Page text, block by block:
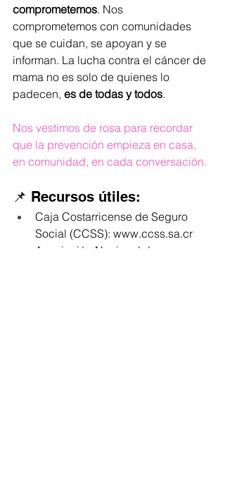
comprometemos. Nos
comprometemos con comunidades
que se cuidan, se apoyan y se
informan. La lucha contra el cáncer de
mama no es solo de quienes lo
padecen, es de todas y todos.
Nos vestimos de rosa para recordar
que la prevención empieza en casa,
en comunidad, en cada conversación.
📌 Recursos útiles:
Caja Costarricense de Seguro
Social (CCSS): www.ccss.sa.cr
Asociación Nacional de